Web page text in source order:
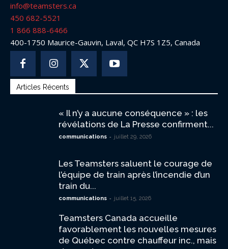
info@teamsters.ca
450 682-5521
1 866 888-6466
400-1750 Maurice-Gauvin, Laval, QC H7S 1Z5, Canada
Articles Récents
« Il n’y a aucune conséquence » : les
révélations de La Presse confirment...
communications - juillet 29, 2026
Les Teamsters saluent le courage de
l’équipe de train après l’incendie d’un
train du...
communications - juillet 15, 2026
Teamsters Canada accueille
favorablement les nouvelles mesures
de Québec contre chauffeur inc., mais